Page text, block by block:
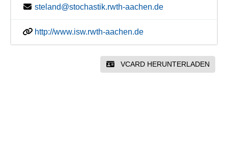
steland@stochastik.rwth-aachen.de
http://www.isw.rwth-aachen.de
VCARD HERUNTERLADEN